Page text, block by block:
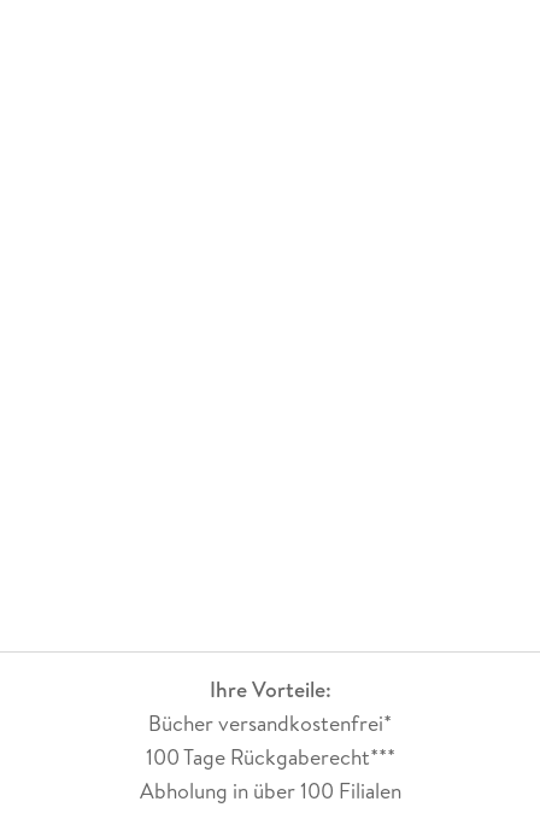
Ihre Vorteile:
Bücher versandkostenfrei*
100 Tage Rückgaberecht***
Abholung in über 100 Filialen